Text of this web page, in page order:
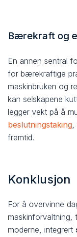
Bærekraft og
En annen sentral
for bærekraftige
maskinbruken og
kan selskapene
legger vekt på å
beslutningstaking,
fremtid.
Konklusjon
For å overvinne
maskinforvaltning,
moderne, integrert